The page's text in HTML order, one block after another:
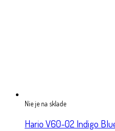
Nie je na sklade
Hario V60-02 Indigo